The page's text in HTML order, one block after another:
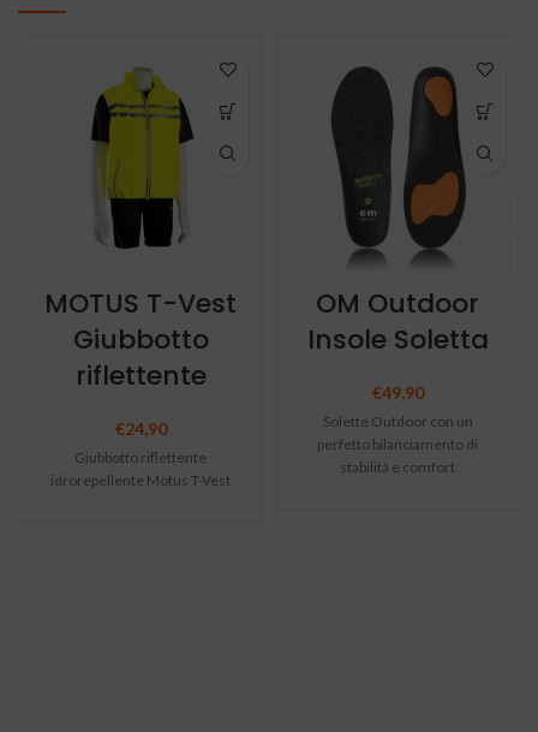
MOTUS T-Vest
Giubbotto
riflettente
€24,90
Giubbotto riflettente
idrorepellente Motus T-Vest
OM Outdoor
Insole Soletta
€49,90
Solette Outdoor con un
perfetto bilanciamento di
stabilità e comfort